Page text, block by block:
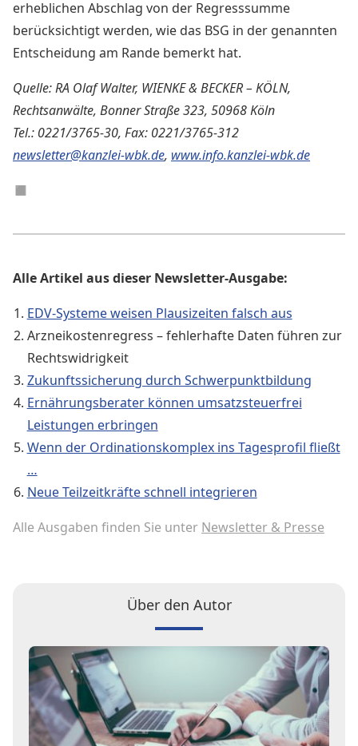
erheblichen Abschlag von der Regresssumme
berücksichtigt werden, wie das BSG in der genannten
Entscheidung am Rande bemerkt hat.
Quelle: RA Olaf Walter, WIENKE & BECKER – KÖLN,
Rechtsanwälte, Bonner Straße 323, 50968 Köln
Tel.: 0221/3765-30, Fax: 0221/3765-312
newsletter@kanzlei-wbk.de, www.info.kanzlei-wbk.de
◼︎
Alle Artikel aus dieser Newsletter-Ausgabe:
EDV-Systeme weisen Plausizeiten falsch aus
Arzneikostenregress – fehlerhafte Daten führen zur
Rechtswidrigkeit
Zukunftssicherung durch Schwerpunktbildung
Ernährungsberater können umsatzsteuerfrei
Leistungen erbringen
Wenn der Ordinationskomplex ins Tagesprofil fließt
…
Neue Teilzeitkräfte schnell integrieren
Alle Ausgaben finden Sie unter Newsletter & Presse
Über den Autor